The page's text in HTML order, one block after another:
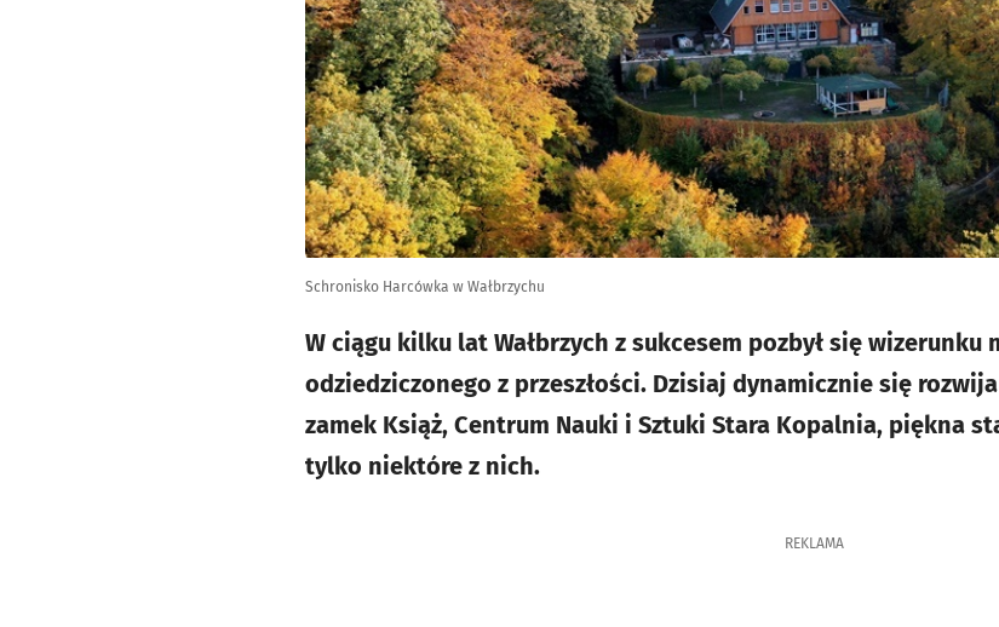
Schronisko Harcówka w Wałbrzychu
W ciągu kilku lat Wałbrzych z sukcesem pozbył się wizerunku
odziedziczonego z przeszłości. Dzisiaj dynamicznie się
zamek Książ, Centrum Nauki i Sztuki Stara Kopalnia, piękna
tylko niektóre z nich.
REKLAMA